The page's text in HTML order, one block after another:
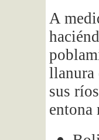
A
llanura
sus
entona